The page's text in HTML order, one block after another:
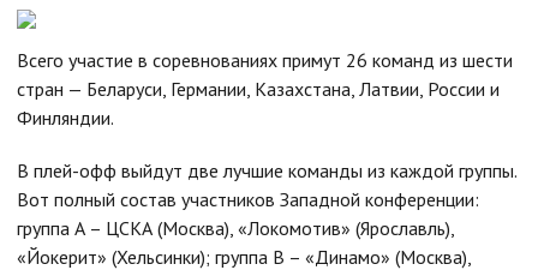
Всего участие в соревнованиях примут 26 команд из шести
стран — Беларуси, Германии, Казахстана, Латвии, России и
Финляндии.
В плей-офф выйдут две лучшие команды из каждой группы.
Вот полный состав участников Западной конференции:
группа А – ЦСКА (Москва), «Локомотив» (Ярославль),
«Йокерит» (Хельсинки); группа В – «Динамо» (Москва),